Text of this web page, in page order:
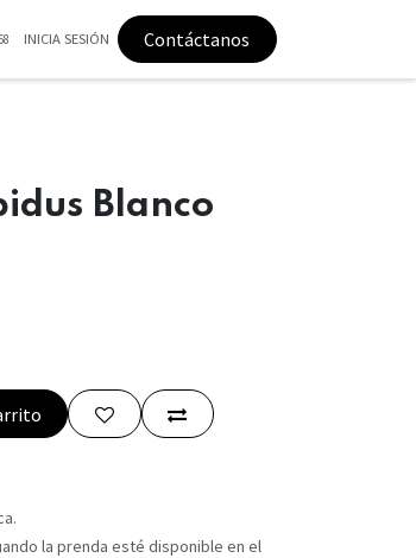
INICIA SESIÓN Contáctanos
Blanco
la prenda esté disponible en el